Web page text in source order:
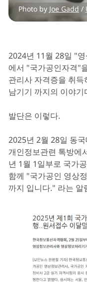
Photo by Joe Gadd /
Diary
2024년 11월 28일 "
에서 "국가공인자격"
관리사 자격증을 취
남기기 까지의 이야기
발단은 이렇다.
2025년 2월 28일 동
개인정보관련 톡방에
년 1월 1일부로 국가
함께 "국가공인 영상
까지 입니다." 라는 알